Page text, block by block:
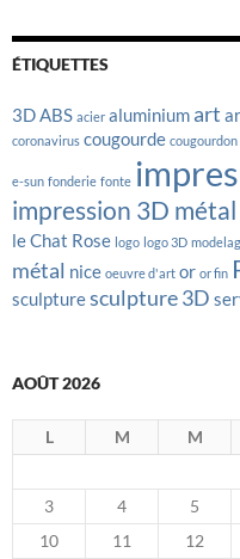
ÉTIQUETTES
3DABS acier aluminium art
coronavirus cougourde cougourdon
e-sun fonderie fonte
impression 3D métal
le Chat Rose logo logo 3D
métal nice oeuvre d'art or or fin
sculpturesculpture 3D
AOÛT 2026
L M M
3
4 5
10
11 12